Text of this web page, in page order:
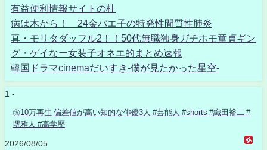
有益便利情報サイトの杜
病は木から！ 24金バエ子の特発性間質性肺炎
真・モリタダッフル2！！50代無職独身ガチホモ童貞ギン
グ・ゲイなー女装子オネエ的まとめ速報
韓国ドラマcinemaだいすき-僕が見たかった星空-
1 -
㊗️10万再生 偏差値が高い知的な俳優3人 #芸能人 #shorts #織田裕二 #
堺雅人 #高学歴
2026/08/05